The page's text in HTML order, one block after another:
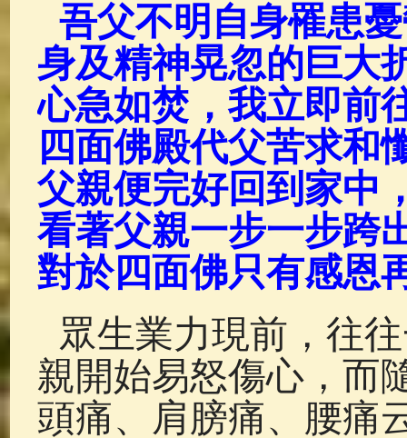
吾父不明自身罹患
身及精神晃忽的巨大
心急如焚，我立即前
四面佛殿代父苦求和
父親便完好回到家中
看著父親一步一步跨
對於四面佛只有感恩
眾生業力現前，往
親開始易怒傷心，而
頭痛、肩膀痛、腰痛